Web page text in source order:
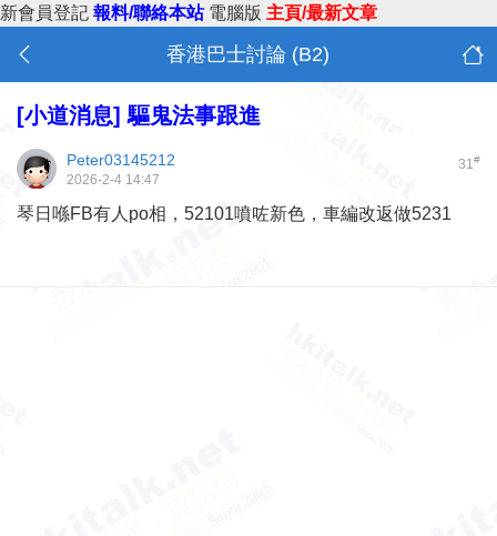
新會員登記 報料/聯絡本站 電腦版 主頁/最新文章
香港巴士討論 (B2)
[小道消息] 驅鬼法事跟進
31#
Peter03145212
2026-2-4 14:47
琴日喺FB有人po相，52101噴咗新色，車編改返做5231